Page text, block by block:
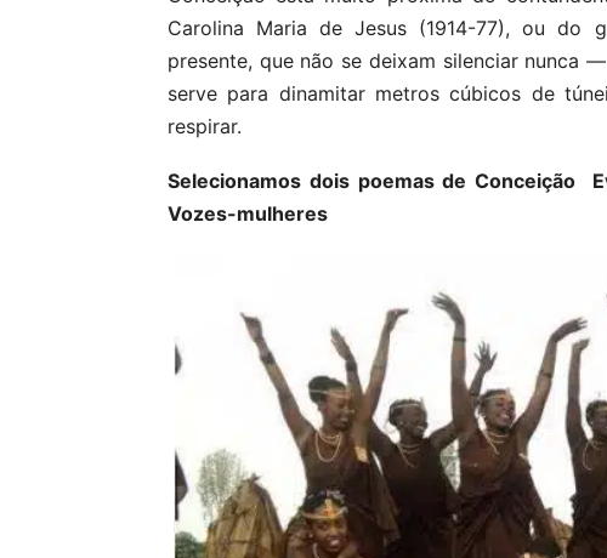
Carolina Maria de Jesus (1914-77), ou do
presente, que não se deixam silenciar nunca
serve para dinamitar metros cúbicos de
respirar.
Selecionamos dois poemas de Conceição
Vozes-mulheres